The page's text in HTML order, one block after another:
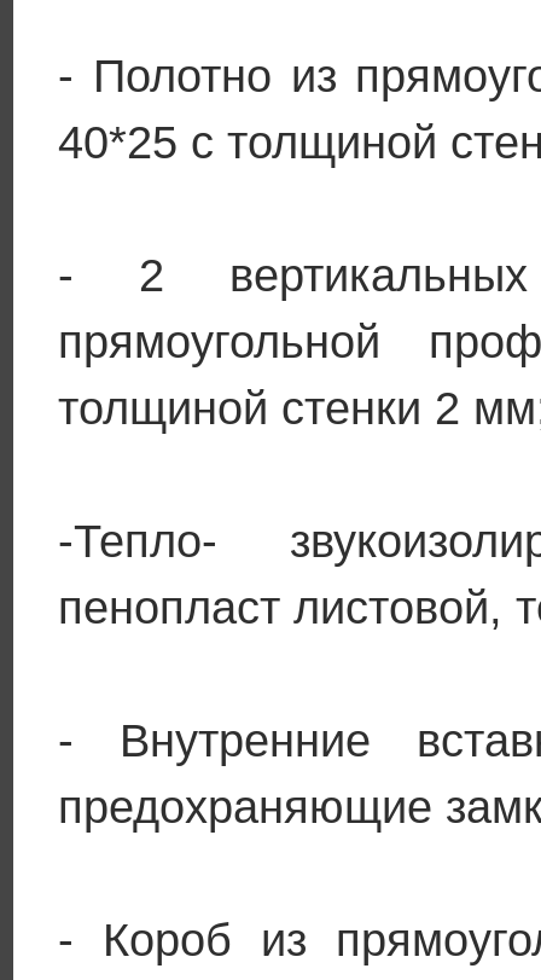
- Полотно из
40*25 с толщиной
- 2
прямоугольной
толщиной стенки 2
-Тепло-
пенопласт листовой,
- Внутренние
предохраняющие
- Короб из